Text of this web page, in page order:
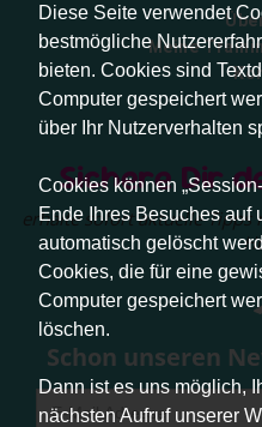
Diese Seite verwendet
bestmögliche
bieten. Cookies sind
Computer gespeichert
über Ihr Nutzerverhalten
Cookies können
Ende Ihres Besuches auf
automatisch gelöscht
Cookies, die für eine
Computer gespeichert
löschen.
Dann ist es uns möglich,
nächsten Aufruf unserer
Meine
Sichere Dir
erhalte sofort aktuelle Tipps
Schon unseren